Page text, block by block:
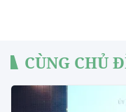
CÙNG CHỦ